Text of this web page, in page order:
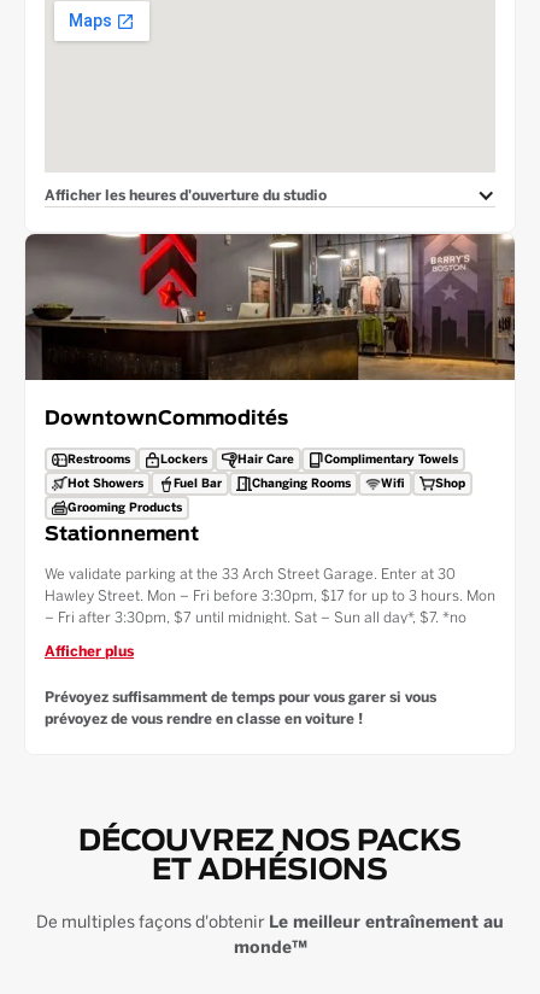
heart of Boston with high-intensity results.
Afficher les heures d'ouverture du studio
DowntownCommodités
Restrooms Lockers Hair Care
Complimentary Towels
Hot Showers
Fuel Bar Changing Rooms Wifi
Shop
Grooming Products
Stationnement
We validate parking at the 33 Arch Street Garage. Enter at 30
Hawley Street. Mon – Fri before 3:30pm, $17 for up to 3 hours. Mon
– Fri after 3:30pm, $7 until midnight. Sat – Sun all day*, $7. *no
*no overnight parking
Public Transport — Downtown Crossing: 1 min (128 ft)
South Station: 6 min (0.3 mile)
Afficher plus
Prévoyez suffisamment de temps pour vous garer si vous
prévoyez de vous rendre en classe en voiture !
DÉCOUVREZ NOS PACKS
ET ADHÉSIONS
De multiples façons d'obtenir Le meilleur entraînement au
monde™